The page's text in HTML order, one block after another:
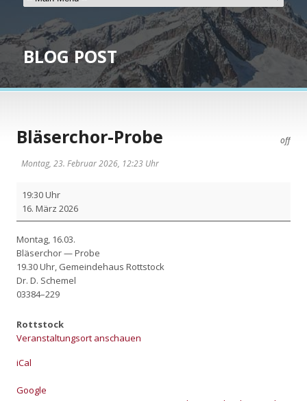
BLOG POST
off
Bläserchor-Probe
Montag, 23. Februar 2026, 12:23 Uhr
ser­
chor-
be
19:30 Uhr
16. März 2026
Mon­tag, 16.03.
Blä­ser­chor — Pro­be
19.30 Uhr, Gemein­de­haus Rott­stock
Dr. D. Sche­mel
03384–229
Rottstock
Veranstaltungsort anschauen
iCal
Goog­le